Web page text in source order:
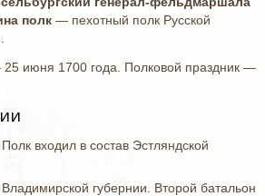
полк — пехотный полк Русской
июня 1700 года. Полковой праздник —
входил в состав Эстляндской
губернии. Второй батальон